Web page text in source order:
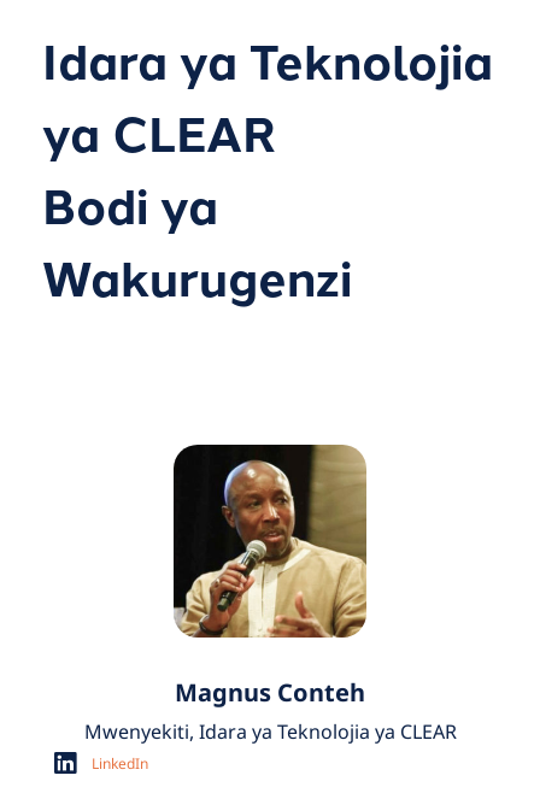
Idara ya Teknolojia
ya CLEAR
Bodi ya
Wakurugenzi
Magnus Conteh
Mwenyekiti, Idara ya Teknolojia ya CLEAR
LinkedIn